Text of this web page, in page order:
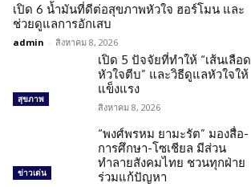
เปิด 6 น้ำมันที่ดีต่อสุขภาพหัวใจ ฮอร์โมน และ
ช่วยดูแลการอักเสบ
admin - สิงหาคม 8, 2026
สุขภาพ
เปิด 5 ปัจจัยที่ทำให้ “เส้นเลือด
หัวใจตีบ” และวิธีดูแลหัวใจให้
แข็งแรง
สิงหาคม 8, 2026
ข่าวเด่น
“พงศ์พรหม ยามะรัต” มองสื่อ-
การศึกษา-โซเชียล มีส่วน
ทำลายสังคมไทย ชวนทุกฝ่าย
ร่วมแก้ปัญหา